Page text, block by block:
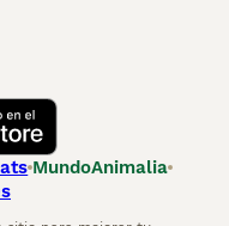
MundoAnimalia